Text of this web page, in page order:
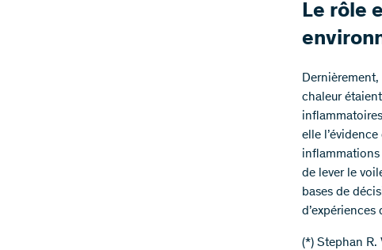
Le rôle
chaleur
elle
inflammations
de lever le
bases de
(*) Stephan R.